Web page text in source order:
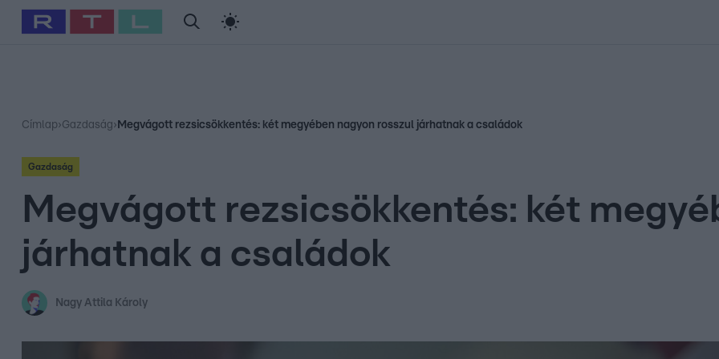
Babits Marcella Szellő István Most Wanted
Címlap›Gazdaság› Megvágott rezsicsökkentés: két megyében nagyon rosszul járhatnak a családok
Gazdaság
Megvágott rezsicsökkentés: két
járhatnak a családok
Nagy Attila Károly